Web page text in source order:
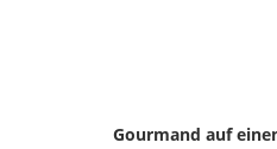
Gourmand auf